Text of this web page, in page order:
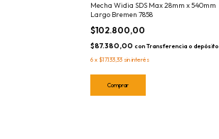
Mecha Widia SDS Max 28mm x 540mm
Largo Bremen 7858
$102.800,00
$87.380,00 con Transferencia o depósito
6 x $17.133,33 sin interés